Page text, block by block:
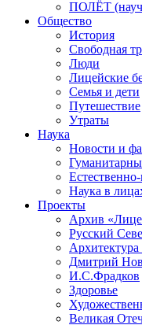
ПОЛЁТ
Общество
История
Свободная
Люди
Лицейские
Семья и дети
Путешествие
Утраты
Наука
Новости и
Наука в
Проекты
Архив
Русский
Архитектура
Дмитрий
И.С.Фрадков
Здоровье
Великая